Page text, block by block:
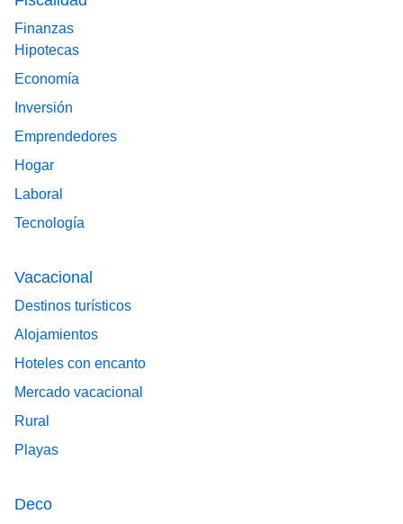
Finanzas
Hipotecas
Economía
Inversión
Emprendedores
Hogar
Laboral
Tecnología
Vacacional
Destinos turísticos
Alojamientos
Hoteles con encanto
Mercado vacacional
Rural
Playas
Deco